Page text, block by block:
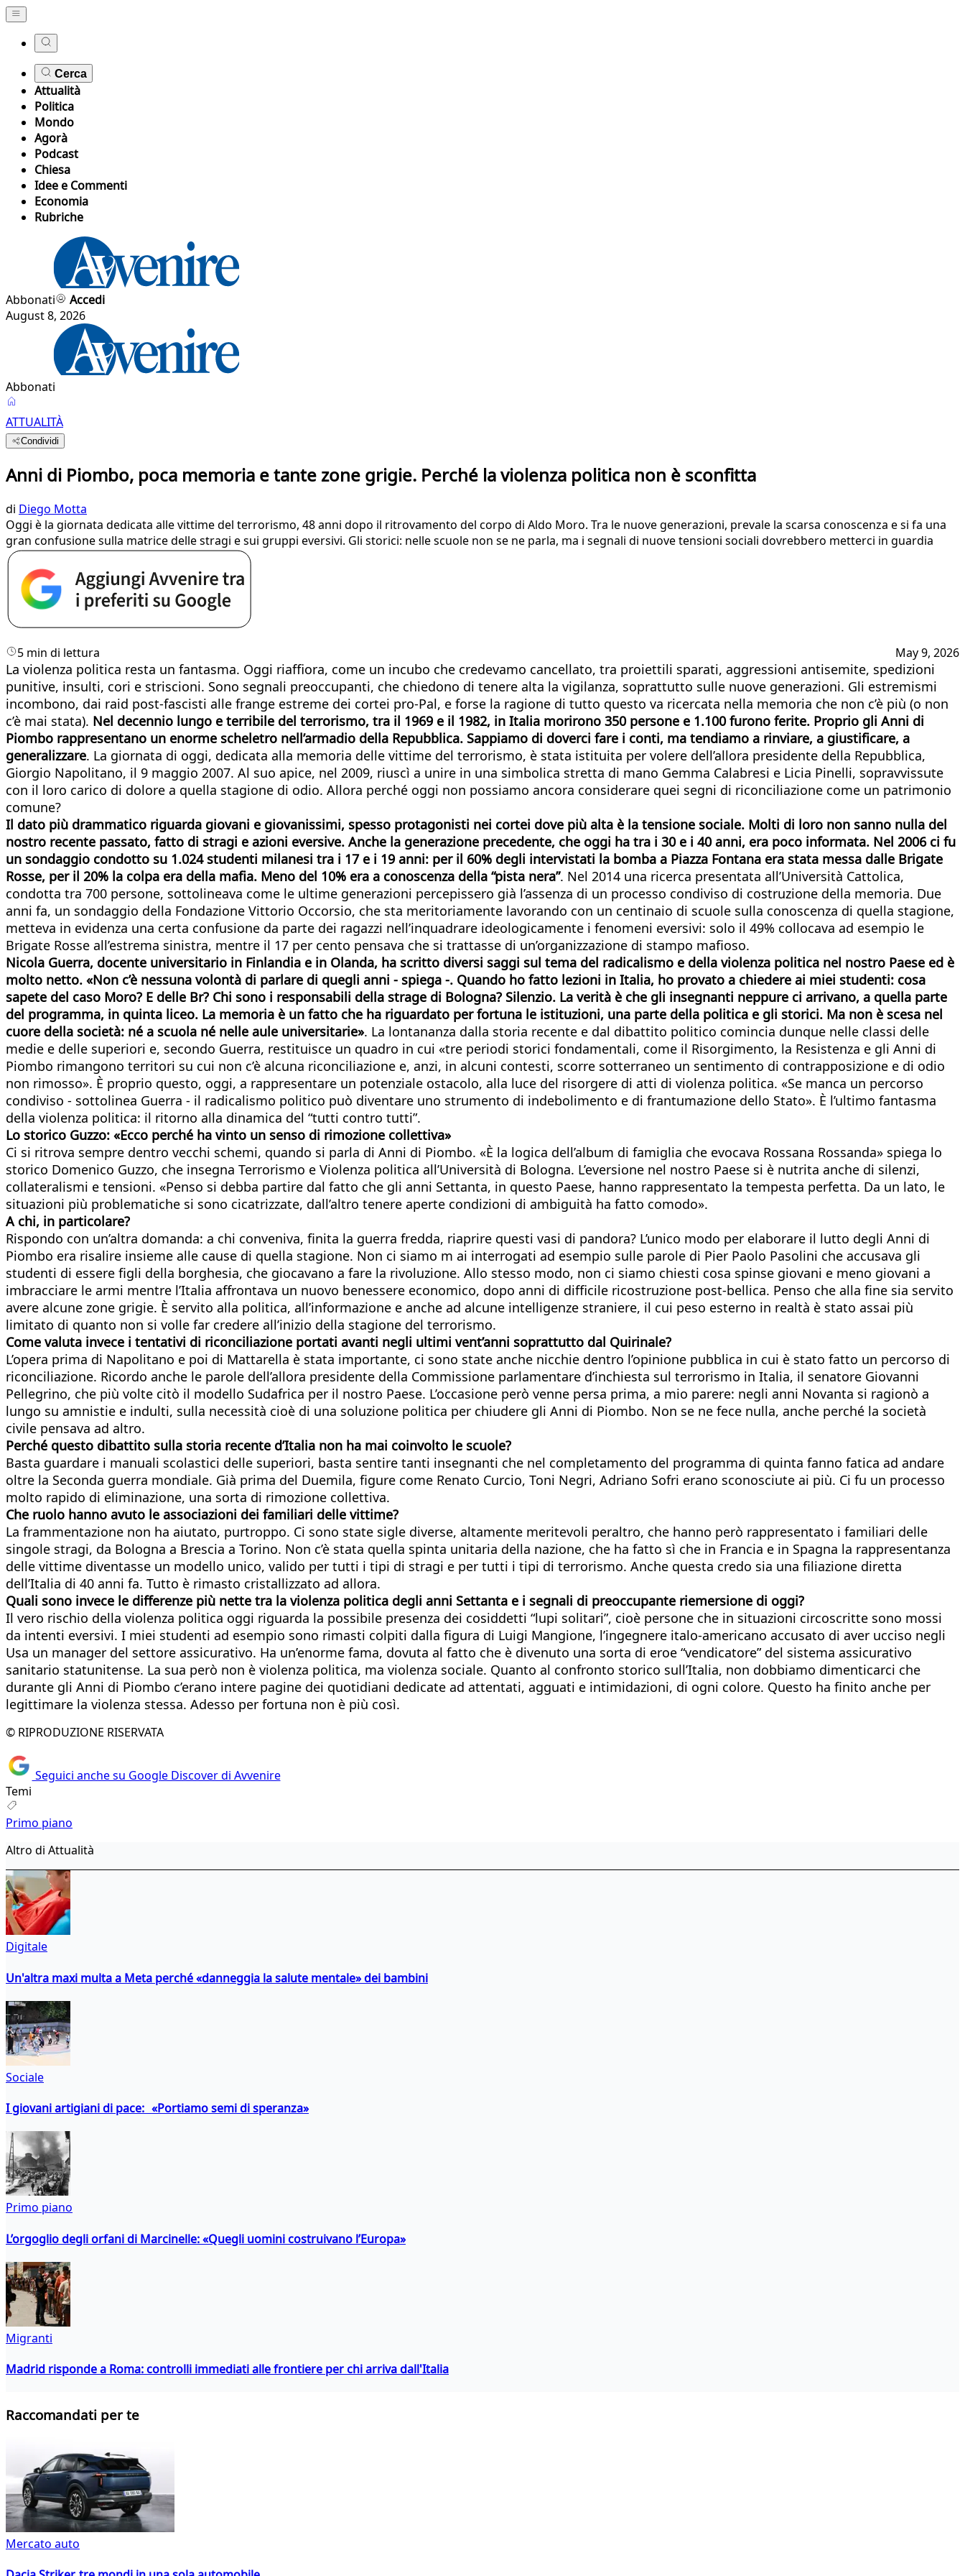
Cerca
Attualità
Politica
Mondo
Agorà
Podcast
Chiesa
Idee e Commenti
Economia
Rubriche
Abbonati
Accedi
August 8, 2026
Abbonati
ATTUALITÀ
Condividi
Anni di Piombo, poca memoria e tante zone grigie. Perché la violenza politica non è sconfitta
di Diego Motta
Oggi è la giornata dedicata alle vittime del terrorismo, 48 anni dopo il ritrovamento del corpo di Aldo Moro. Tra le nuove generazioni, prevale la scarsa conoscenza e si fa una
gran confusione sulla matrice delle stragi e sui gruppi eversivi. Gli storici: nelle scuole non se ne parla, ma i segnali di nuove tensioni sociali dovrebbero metterci in guardia
5 min di lettura May 9, 2026
La violenza politica resta un fantasma. Oggi riaffiora, come un incubo che credevamo cancellato, tra proiettili sparati, aggressioni antisemite, spedizioni
punitive, insulti, cori e striscioni. Sono segnali preoccupanti, che chiedono di tenere alta la vigilanza, soprattutto sulle nuove generazioni. Gli estremismi
incombono, dai raid post-fascisti alle frange estreme dei cortei pro-Pal, e forse la ragione di tutto questo va ricercata nella memoria che non c’è più (o non
c’è mai stata). Nel decennio lungo e terribile del terrorismo, tra il 1969 e il 1982, in Italia morirono 350 persone e 1.100 furono ferite. Proprio gli Anni di
Piombo rappresentano un enorme scheletro nell’armadio della Repubblica. Sappiamo di doverci fare i conti, ma tendiamo a rinviare, a giustificare, a
generalizzare. La giornata di oggi, dedicata alla memoria delle vittime del terrorismo, è stata istituita per volere dell’allora presidente della Repubblica,
Giorgio Napolitano, il 9 maggio 2007. Al suo apice, nel 2009, riuscì a unire in una simbolica stretta di mano Gemma Calabresi e Licia Pinelli, sopravvissute
con il loro carico di dolore a quella stagione di odio. Allora perché oggi non possiamo ancora considerare quei segni di riconciliazione come un patrimonio
comune?
Il dato più drammatico riguarda giovani e giovanissimi, spesso protagonisti nei cortei dove più alta è la tensione sociale. Molti di loro non sanno nulla del
nostro recente passato, fatto di stragi e azioni eversive. Anche la generazione precedente, che oggi ha tra i 30 e i 40 anni, era poco informata. Nel 2006 ci fu
un sondaggio condotto su 1.024 studenti milanesi tra i 17 e i 19 anni: per il 60% degli intervistati la bomba a Piazza Fontana era stata messa dalle Brigate
Rosse, per il 20% la colpa era della mafia. Meno del 10% era a conoscenza della “pista nera”. Nel 2014 una ricerca presentata all’Università Cattolica,
condotta tra 700 persone, sottolineava come le ultime generazioni percepissero già l’assenza di un processo condiviso di costruzione della memoria. Due
anni fa, un sondaggio della Fondazione Vittorio Occorsio, che sta meritoriamente lavorando con un centinaio di scuole sulla conoscenza di quella stagione,
metteva in evidenza una certa confusione da parte dei ragazzi nell’inquadrare ideologicamente i fenomeni eversivi: solo il 49% collocava ad esempio le
Brigate Rosse all’estrema sinistra, mentre il 17 per cento pensava che si trattasse di un’organizzazione di stampo mafioso.
Nicola Guerra, docente universitario in Finlandia e in Olanda, ha scritto diversi saggi sul tema del radicalismo e della violenza politica nel nostro Paese ed è
molto netto. «Non c’è nessuna volontà di parlare di quegli anni - spiega -. Quando ho fatto lezioni in Italia, ho provato a chiedere ai miei studenti: cosa
sapete del caso Moro? E delle Br? Chi sono i responsabili della strage di Bologna? Silenzio. La verità è che gli insegnanti neppure ci arrivano, a quella parte
del programma, in quinta liceo. La memoria è un fatto che ha riguardato per fortuna le istituzioni, una parte della politica e gli storici. Ma non è scesa nel
cuore della società: né a scuola né nelle aule universitarie». La lontananza dalla storia recente e dal dibattito politico comincia dunque nelle classi delle
medie e delle superiori e, secondo Guerra, restituisce un quadro in cui «tre periodi storici fondamentali, come il Risorgimento, la Resistenza e gli Anni di
Piombo rimangono territori su cui non c’è alcuna riconciliazione e, anzi, in alcuni contesti, scorre sotterraneo un sentimento di contrapposizione e di odio
non rimosso». È proprio questo, oggi, a rappresentare un potenziale ostacolo, alla luce del risorgere di atti di violenza politica. «Se manca un percorso
condiviso - sottolinea Guerra - il radicalismo politico può diventare uno strumento di indebolimento e di frantumazione dello Stato». È l’ultimo fantasma
della violenza politica: il ritorno alla dinamica del “tutti contro tutti”.
Lo storico Guzzo: «Ecco perché ha vinto un senso di rimozione collettiva»
Ci si ritrova sempre dentro vecchi schemi, quando si parla di Anni di Piombo. «È la logica dell’album di famiglia che evocava Rossana Rossanda» spiega lo
storico Domenico Guzzo, che insegna Terrorismo e Violenza politica all’Università di Bologna. L’eversione nel nostro Paese si è nutrita anche di silenzi,
collateralismi e tensioni. «Penso si debba partire dal fatto che gli anni Settanta, in questo Paese, hanno rappresentato la tempesta perfetta. Da un lato, le
situazioni più problematiche si sono cicatrizzate, dall’altro tenere aperte condizioni di ambiguità ha fatto comodo».
A chi, in particolare?
Rispondo con un’altra domanda: a chi conveniva, finita la guerra fredda, riaprire questi vasi di pandora? L’unico modo per elaborare il lutto degli Anni di
Piombo era risalire insieme alle cause di quella stagione. Non ci siamo m ai interrogati ad esempio sulle parole di Pier Paolo Pasolini che accusava gli
studenti di essere figli della borghesia, che giocavano a fare la rivoluzione. Allo stesso modo, non ci siamo chiesti cosa spinse giovani e meno giovani a
imbracciare le armi mentre l’Italia affrontava un nuovo benessere economico, dopo anni di difficile ricostruzione post-bellica. Penso che alla fine sia servito
avere alcune zone grigie. È servito alla politica, all’informazione e anche ad alcune intelligenze straniere, il cui peso esterno in realtà è stato assai più
limitato di quanto non si volle far credere all’inizio della stagione del terrorismo.
Come valuta invece i tentativi di riconciliazione portati avanti negli ultimi vent’anni soprattutto dal Quirinale?
L’opera prima di Napolitano e poi di Mattarella è stata importante, ci sono state anche nicchie dentro l’opinione pubblica in cui è stato fatto un percorso di
riconciliazione. Ricordo anche le parole dell’allora presidente della Commissione parlamentare d’inchiesta sul terrorismo in Italia, il senatore Giovanni
Pellegrino, che più volte citò il modello Sudafrica per il nostro Paese. L’occasione però venne persa prima, a mio parere: negli anni Novanta si ragionò a
lungo su amnistie e indulti, sulla necessità cioè di una soluzione politica per chiudere gli Anni di Piombo. Non se ne fece nulla, anche perché la società
civile pensava ad altro.
Perché questo dibattito sulla storia recente d’Italia non ha mai coinvolto le scuole?
Basta guardare i manuali scolastici delle superiori, basta sentire tanti insegnanti che nel completamento del programma di quinta fanno fatica ad andare
oltre la Seconda guerra mondiale. Già prima del Duemila, figure come Renato Curcio, Toni Negri, Adriano Sofri erano sconosciute ai più. Ci fu un processo
molto rapido di eliminazione, una sorta di rimozione collettiva.
Che ruolo hanno avuto le associazioni dei familiari delle vittime?
La frammentazione non ha aiutato, purtroppo. Ci sono state sigle diverse, altamente meritevoli peraltro, che hanno però rappresentato i familiari delle
singole stragi, da Bologna a Brescia a Torino. Non c’è stata quella spinta unitaria della nazione, che ha fatto sì che in Francia e in Spagna la rappresentanza
delle vittime diventasse un modello unico, valido per tutti i tipi di stragi e per tutti i tipi di terrorismo. Anche questa credo sia una filiazione diretta
dell’Italia di 40 anni fa. Tutto è rimasto cristallizzato ad allora.
Quali sono invece le differenze più nette tra la violenza politica degli anni Settanta e i segnali di preoccupante riemersione di oggi?
Il vero rischio della violenza politica oggi riguarda la possibile presenza dei cosiddetti “lupi solitari”, cioè persone che in situazioni circoscritte sono mossi
da intenti eversivi. I miei studenti ad esempio sono rimasti colpiti dalla figura di Luigi Mangione, l’ingegnere italo-americano accusato di aver ucciso negli
Usa un manager del settore assicurativo. Ha un’enorme fama, dovuta al fatto che è divenuto una sorta di eroe “vendicatore” del sistema assicurativo
sanitario statunitense. La sua però non è violenza politica, ma violenza sociale. Quanto al confronto storico sull’Italia, non dobbiamo dimenticarci che
durante gli Anni di Piombo c’erano intere pagine dei quotidiani dedicate ad attentati, agguati e intimidazioni, di ogni colore. Questo ha finito anche per
legittimare la violenza stessa. Adesso per fortuna non è più così.
© RIPRODUZIONE RISERVATA
Seguici anche su Google Discover di Avvenire
Temi
Primo piano
Altro di Attualità
Digitale
Un'altra maxi multa a Meta perché «danneggia la salute mentale» dei bambini
Sociale
I giovani artigiani di pace: «Portiamo semi di speranza»
Primo piano
L’orgoglio degli orfani di Marcinelle: «Quegli uomini costruivano l’Europa»
Migranti
Madrid risponde a Roma: controlli immediati alle frontiere per chi arriva dall'Italia
Raccomandati per te
Mercato auto